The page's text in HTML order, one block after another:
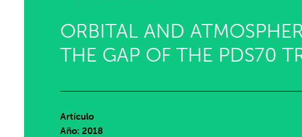
ORBITAL AND
THE GAP OF THE PDS70
Artículo
Año: 2018